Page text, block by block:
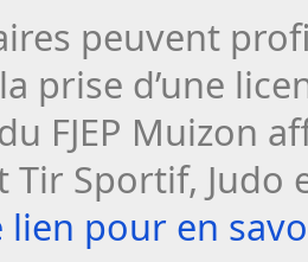
peuvent
prise d’une
FJEP Muizon
Tir Sportif,
lien pour en